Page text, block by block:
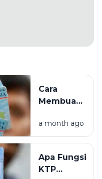
Cara
Membuat
Elektronik
(e-KTP)
Kali:
Syarat,
a month ago
Apa Fungsi
KTP